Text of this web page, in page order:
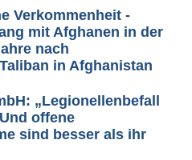
Verkommenheit -
mit Afghanen in der
nach
in Afghanistan
„Legionellenbefall
offene
sind besser als ihr